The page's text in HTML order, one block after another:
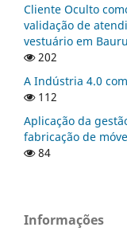
Cliente Oculto
validação de
vestuário em
202
A Indústria 4.0
112
Aplicação da
fabricação de
84
Informações